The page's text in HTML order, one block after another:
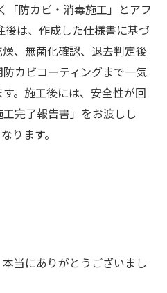
「防カビ・消毒施工」とアフ
後は、作成した仕様書に基づ
、無菌化確認、退去判定後
カビコーティングまで一気
。施工後には、安全性が回
完了報告書」をお渡しし
ります。
当にありがとうございまし